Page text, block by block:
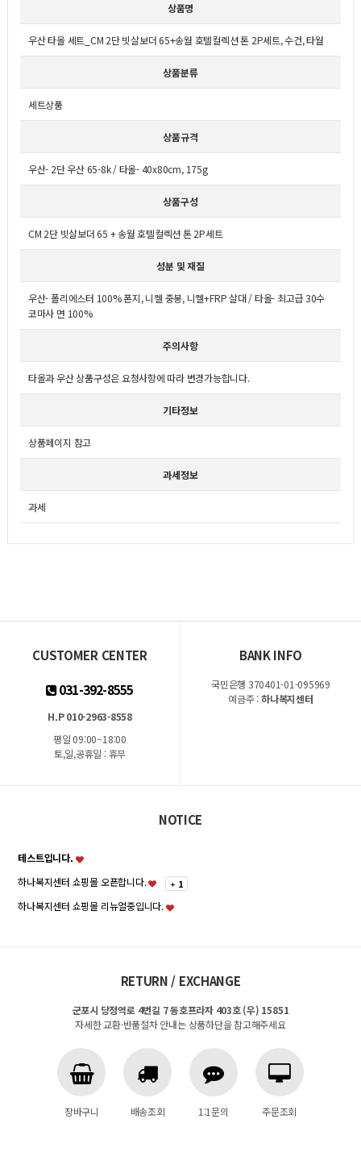
상품명
우산 타올 세트_CM 2단 빗살보더 65+송월 호텔컬렉션 톤 2P세트, 수건, 타월
상품분류
세트상품
상품규격
우산- 2단 우산 65-8k / 타올- 40x80cm, 175g
상품구성
CM 2단 빗살보더 65 + 송월 호텔컬렉션 톤 2P세트
성분 및 재질
우산- 폴리에스터 100% 폰지, 니켈 중봉, 니켈+FRP 살대 / 타올- 최고급 30수
코마사 면 100%
주의사항
타올과 우산 상품구성은 요청사항에 따라 변경가능합니다.
기타정보
상품페이지 참고
과세정보
과세
CUSTOMER CENTER
031-392-8555
H.P 010-2963-8558
평일 09:00~18:00
토,일,공휴일 : 휴무
BANK INFO
국민은행 370401-01-095969
예금주 :하나복지센터
NOTICE
테스트입니다.
하나복지센터 쇼핑몰 오픈합니다.
+ 1
하나복지센터 쇼핑몰 리뉴얼중입니다.
RETURN / EXCHANGE
군포시 당정역로 4번길 7 동호프라자 403호 (우) 15851
자세한 교환·반품절차 안내는 상품하단을 참고해주세요
장바구니 배송조회 1:1문의 주문조회